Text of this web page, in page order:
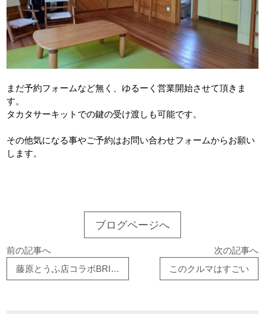
まだ予約フォームなど無く、ゆるーく営業開始させて頂きま
す。
タカタサーキットでの鍵の受け渡しも可能です。
その他気になる事やご予約はお問い合わせフォームからお願い
します。
ブログページへ
前の記事へ
藤原とうふ店コラボBRIDEフルバケシート
次の記事へ
このクルマはすごい